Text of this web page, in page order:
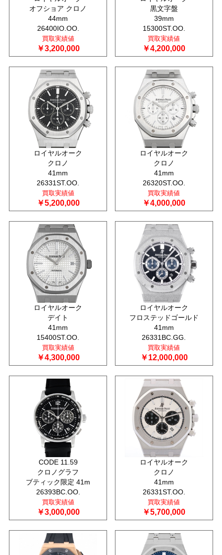
オフショア クロノ
44mm
26400IO.OO.
買取実績値
￥3,200,000
黒文字盤
39mm
15300ST.OO.
買取実績値
￥4,200,000
ロイヤルオーク
クロノ
41mm
26331ST.OO.
買取実績値
￥5,200,000
ロイヤルオーク
クロノ
41mm
26320ST.OO.
買取実績値
￥4,000,000
ロイヤルオーク
デイト
41mm
15400ST.OO.
買取実績値
￥4,300,000
ロイヤルオーク
フロステッドゴールド
41mm
26331BC.GG.
買取実績値
￥12,000,000
CODE 11.59
クロノグラフ
ブティック限定 41m
26393BC.OO.
買取実績値
￥3,000,000
ロイヤルオーク
クロノ
41mm
26331ST.OO.
買取実績値
￥5,700,000